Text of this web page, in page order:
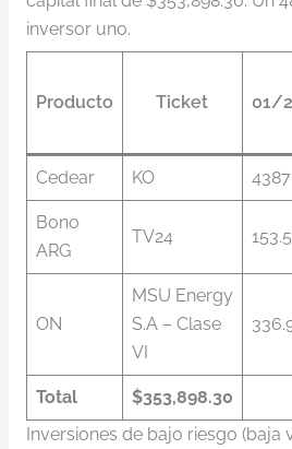
inversor uno.
Producto Ticket 01/
Cedear KO 4387
Bono
ARG
TV24 153.5
ON
MSU Energy
S.A – Clase
VI
Total
$353,898.30
Inversiones de bajo riesgo (baja